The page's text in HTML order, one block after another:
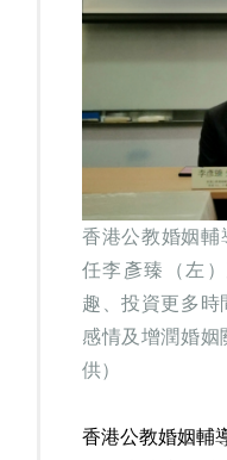
香港公教婚姻輔
任李彥臻（左
趣、投資更多時
感情及增潤婚姻
供）
香港公教婚姻輔